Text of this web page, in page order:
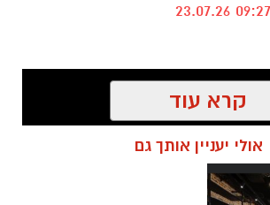
קרא עוד
אולי יעניין אותך גם